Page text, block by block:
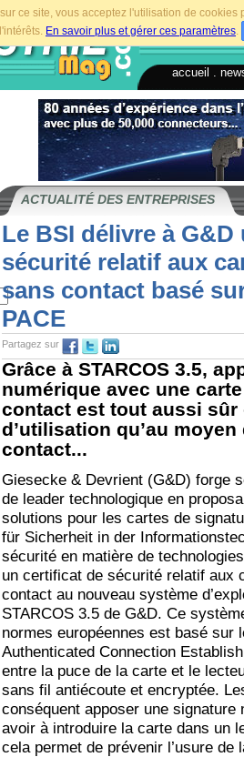
ce site, vous acceptez l'utilisation de
En savoir plus et gérer ces paramètres.
accueil
ACTUALITÉ DES ENTREPRISES
Le BSI délivre à
sécurité relatif aux
sans contact basé
PACE
Partagez sur
Grâce à STARCOS 3.5,
numérique avec une
contact est tout aussi
d’utilisation qu’au moyen
contact...
Giesecke & Devrient (G&D) forge
de leader technologique en
solutions pour les cartes de
für Sicherheit in der
sécurité en matière de
un certificat de sécurité relatif aux
contact au nouveau système
STARCOS 3.5 de G&D. Ce
normes européennes est basé sur
Authenticated Connection
entre la puce de la carte et le
sans fil antiécoute et encryptée.
conséquent apposer une
avoir à introduire la carte dans un
cela permet de prévenir l’usure